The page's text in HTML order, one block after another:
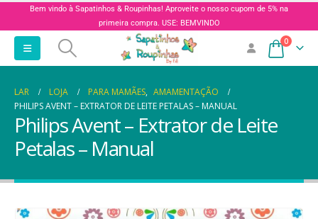
Bem vindo à Sapatinhos & Roupinhas! Aproveite o nosso cupom de 5% na
primeira compra. USE: BEMVINDO
0
LAR LOJA PARA MAMÃES, AMAMENTAÇÃO
PHILIPS AVENT – EXTRATOR DE LEITE PETALAS – MANUAL
Philips Avent – Extrator de Leite
Petalas – Manual